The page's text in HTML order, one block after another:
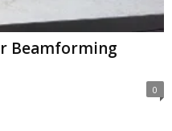
Beamforming
0